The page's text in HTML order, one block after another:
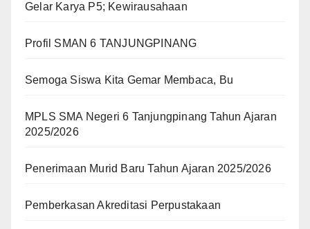
Gelar Karya P5; Kewirausahaan
Profil SMAN 6 TANJUNGPINANG
Semoga Siswa Kita Gemar Membaca, Bu
MPLS SMA Negeri 6 Tanjungpinang Tahun Ajaran
2025/2026
Penerimaan Murid Baru Tahun Ajaran 2025/2026
Pemberkasan Akreditasi Perpustakaan